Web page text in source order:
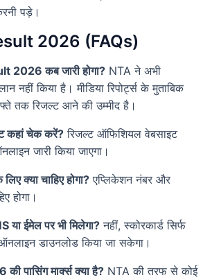
पड़े।
2026 (FAQs)
2026 कब जारी होगा? NTA ने अभी
नहीं किया है। मीडिया रिपोर्ट्स के मुताबिक
तक रिजल्ट आने की उम्मीद है।
कहां चेक करें? रिजल्ट ऑफिशियल वेबसाइट
जारी किया जाएगा।
क्या चाहिए होगा? एप्लिकेशन नंबर और
होगा।
या ईमेल पर भी मिलेगा? नहीं, स्कोरकार्ड सिर्फ
डाउनलोड किया जा सकेगा।
पासिंग मार्क्स क्या है? NTA की तरफ से कोई